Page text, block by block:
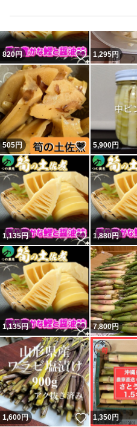
820円 いいね！
1,295円
505円 いいね！
5,900円
1,135円 いいね！
1,880円
1,135円 いいね！
7,800円
1,600円 いいね！
1,350円